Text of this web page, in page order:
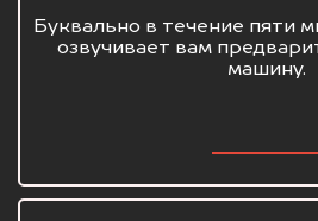
Буквально в течение пяти
озвучивает вам
машину.